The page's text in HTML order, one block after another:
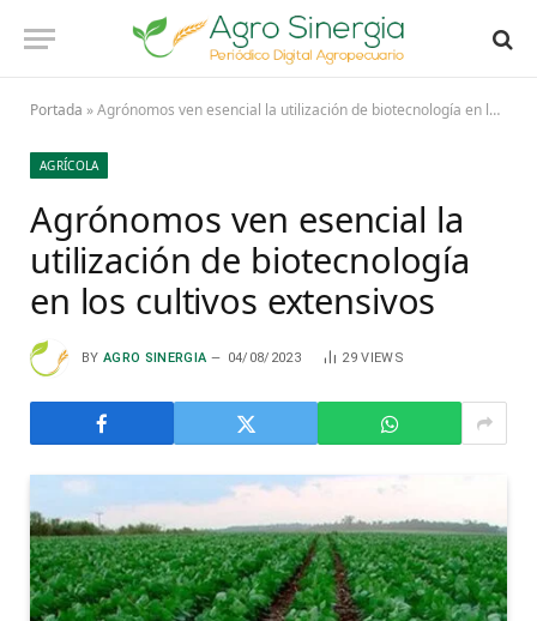
Portada »Agrónomos ven esencial la utilización de biotecnología en los cultivos extensivos
AGRÍCOLA
Agrónomos ven esencial la
utilización de biotecnología
en los cultivos extensivos
BY AGRO SINERGIA 04/08/2023 29VIEWS